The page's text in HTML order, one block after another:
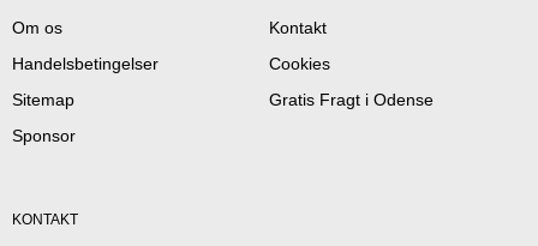
Om os
Kontakt
Handelsbetingelser
Cookies
Sitemap
Gratis Fragt i Odense
Sponsor
KONTAKT